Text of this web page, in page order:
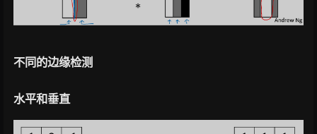
不同的边缘检测
水平和垂直